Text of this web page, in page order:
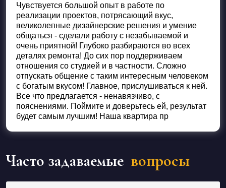
Чувствуется большой опыт в работе по
реализации проектов, потрясающий вкус,
великолепные дизайнерские решения и умение
общаться - сделали работу с незабываемой и
очень приятной! Глубоко разбираются во всех
деталях ремонта! До сих пор поддерживаем
отношения со студией и в частности. Сложно
отпускать общение с таким интересным человеком
с богатым вкусом! Главное, прислушиваться к ней.
Все что предлагается - ненавязчиво, с
пояснениями. Поймите и доверьтесь ей, результат
будет самым лучшим! Наша квартира пр
Часто задаваемые вопросы